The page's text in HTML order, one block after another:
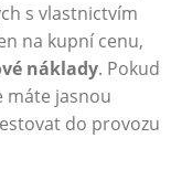
s vlastnictvím
na kupní cenu,
náklady. Pokud
máte jasnou
do provozu